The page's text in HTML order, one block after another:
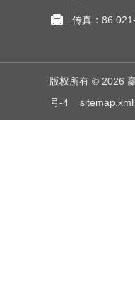
传真：86
版权所有 © 2026
号-4
sitemap.xml